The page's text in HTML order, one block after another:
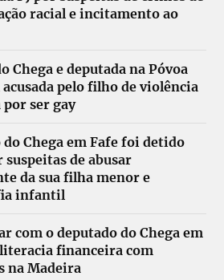
racial e incitamento ao
Chega e deputada na Póvoa
pelo filho de violência
ser gay
Chega em Fafe foi detido
suspeitas de abusar
da sua filha menor e
infantil
com o deputado do Chega em
financeira com
na Madeira